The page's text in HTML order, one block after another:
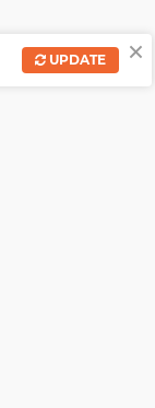
×
UPDATE